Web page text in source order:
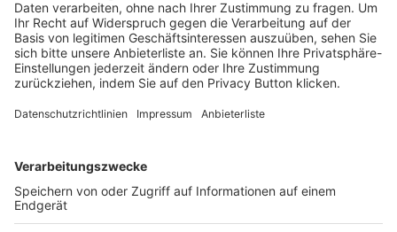
Trainerbörse
Login SpielPlus
FOLGE DEM BFV
TOP-VEREINE